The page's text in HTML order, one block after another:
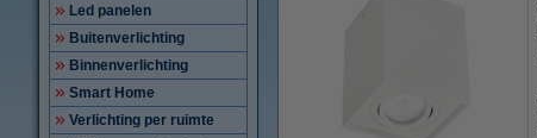
Led panelen
Buitenverlichting
Binnenverlichting
Smart Home
Verlichting per ruimte